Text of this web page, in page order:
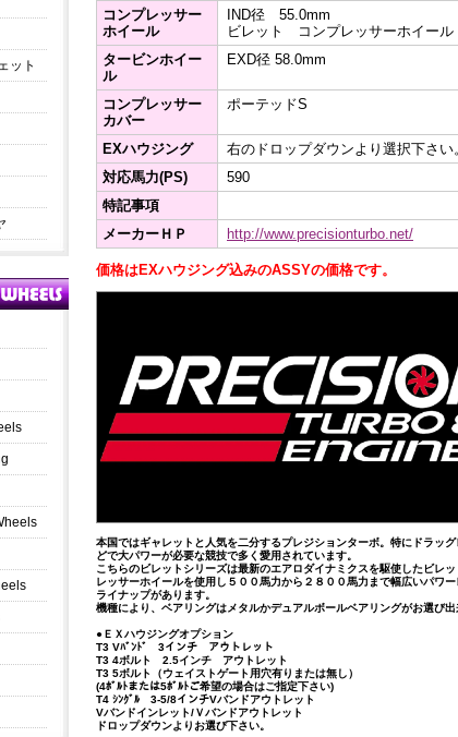
ット
コンプレッサー
ホイール
IND径 55.0mm
ビレット コンプレッサーホイール
タービンホイー
ル
EXD径 58.0mm
コンプレッサー
カバー
ポーテッドS
EXハウジング
右のドロップダウンより選択下さい
対応馬力(PS)
590
特記事項
メーカーＨＰ
http://www.precisionturbo.net/
価格はEXハウジング込みのASSYの価格です。
本国ではギャレットと人気を二分するプレジションターボ。特にドラッ
どで大パワーが必要な競技で多く愛用されています。
こちらのビレットシリーズは最新のエアロダイナミクスを駆使したビレ
レッサーホイールを使用し５００馬力から２８００馬力まで幅広いパワ
ライナップがあります。
機種により、ベアリングはメタルかデュアルボールベアリングがお選び出
●ＥＸハウジングオプション
T3 Vﾊﾞﾝﾄﾞ 3インチ アウトレット
T3 4ボルト 2.5インチ アウトレット
T3 5ボルト（ウェイストゲート用穴有りまたは無し）
(4ﾎﾞﾙﾄまたは5ﾎﾞﾙﾄご希望の場合はご指定下さい)
T4 ｼﾝｸﾞﾙ 3-5/8インチVバンドアウトレット
Vバンドインレット/Ｖバンドアウトレット
ドロップダウンよりお選び下さい。